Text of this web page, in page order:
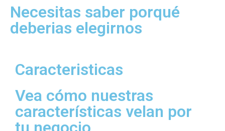
Necesitas saber porqué
deberias elegirnos
Caracteristicas
Vea cómo nuestras
características velan por